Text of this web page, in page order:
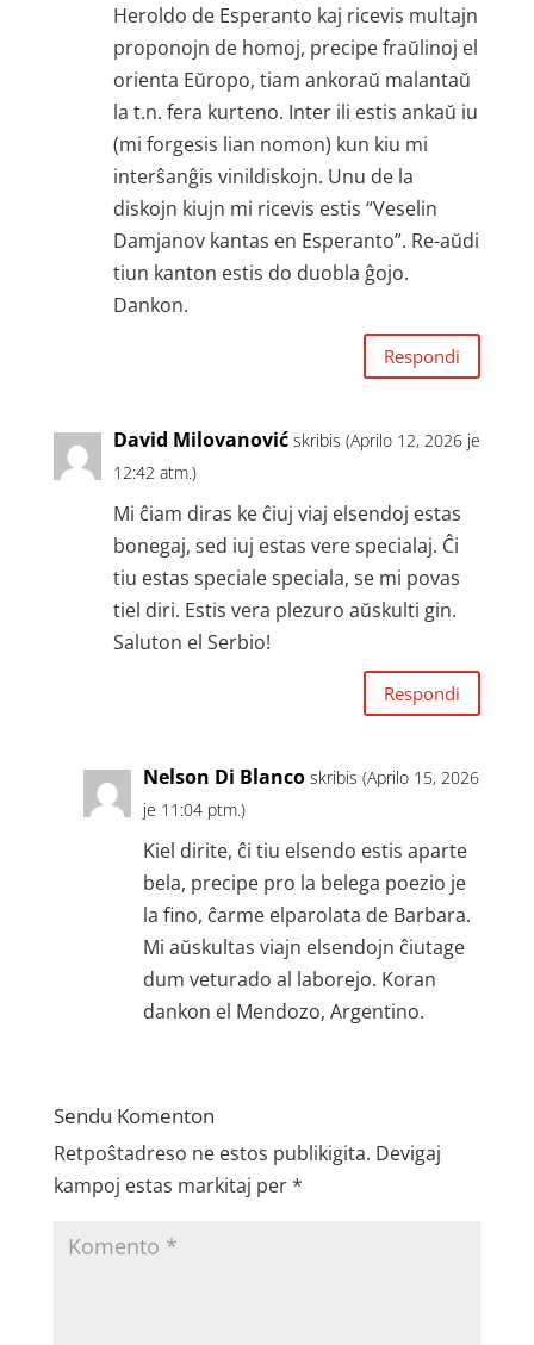
Heroldo de Esperanto kaj ricevis multajn
proponojn de homoj, precipe fraŭlinoj el
orienta Eŭropo, tiam ankoraŭ malantaŭ
la t.n. fera kurteno. Inter ili estis ankaŭ iu
(mi forgesis lian nomon) kun kiu mi
interŝanĝis vinildiskojn. Unu de la
diskojn kiujn mi ricevis estis “Veselin
Damjanov kantas en Esperanto”. Re-aŭdi
tiun kanton estis do duobla ĝojo.
Dankon.
Respondi
David Milovanović skribis (Aprilo 12, 2026 je
12:42 atm.)
Mi ĉiam diras ke ĉiuj viaj elsendoj estas
bonegaj, sed iuj estas vere specialaj. Ĉi
tiu estas speciale speciala, se mi povas
tiel diri. Estis vera plezuro aŭskulti gin.
Saluton el Serbio!
Respondi
Nelson Di Blanco skribis (Aprilo 15, 2026
je 11:04 ptm.)
Kiel dirite, ĉi tiu elsendo estis aparte
bela, precipe pro la belega poezio je
la fino, ĉarme elparolata de Barbara.
Mi aŭskultas viajn elsendojn ĉiutage
dum veturado al laborejo. Koran
dankon el Mendozo, Argentino.
Sendu Komenton
Retpoŝtadreso ne estos publikigita. Devigaj
kampoj estas markitaj per*